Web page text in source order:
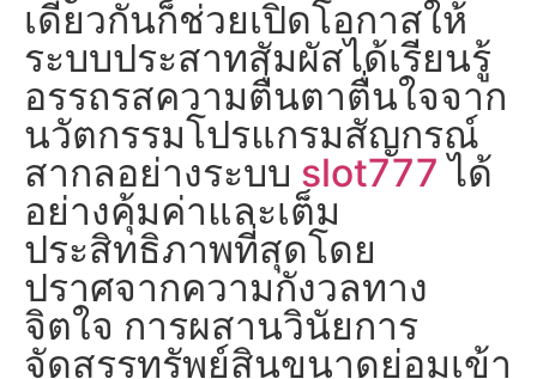
เดียวกันก็ช่วยเปิดโอกาสให้
ระบบประสาทสัมผัสได้เรียนรู้
อรรถรสความตื่นตาตื่นใจจาก
นวัตกรรมโปรแกรมสัญกรณ์
สากลอย่างระบบ slot777 ได้
อย่างคุ้มค่าและเต็ม
ประสิทธิภาพที่สุดโดย
ปราศจากความกังวลทาง
จิตใจ การผสานวินัยการ
จัดสรรทรัพย์สินขนาดย่อมเข้า